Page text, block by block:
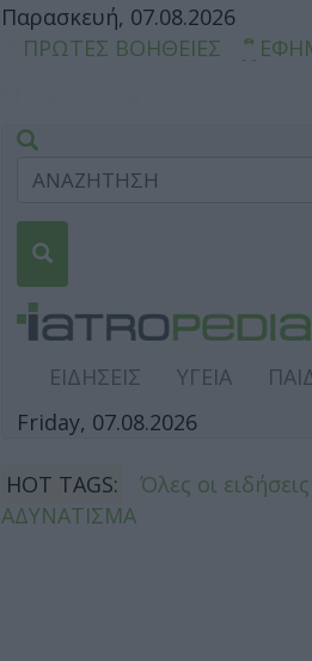
Παρασκευή, 07.08.2026
ΠΡΩΤΕΣ ΒΟΗΘΕΙΕΣ
ΕΙΔΗΣΕΙΣ ΥΓΕΙΑ
Friday, 07.08.2026
HOT TAGS: Όλες οι ειδήσεις
ΑΔΥΝΑΤΙΣΜΑ